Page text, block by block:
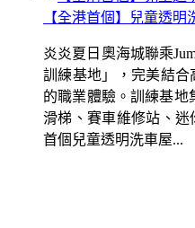
【全港首個】兒童透明
炎炎夏日奧海城聯乘
訓練基地」，完美結
的職業體驗。訓練基地
滑梯、賽車維修站、
首個兒童透明洗車屋...